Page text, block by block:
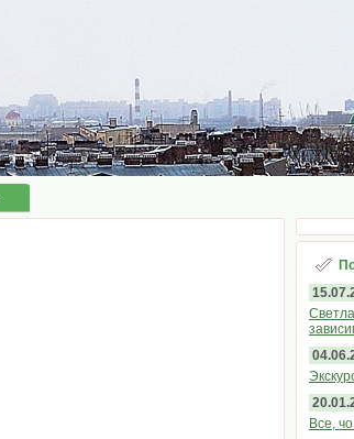
Все,